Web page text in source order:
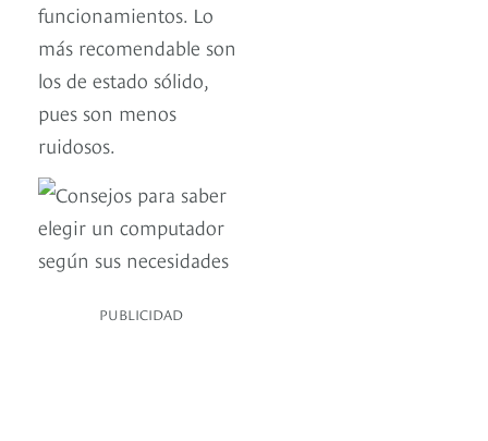
funcionamientos. Lo
más recomendable son
los de estado sólido,
pues son menos
ruidosos.
PUBLICIDAD